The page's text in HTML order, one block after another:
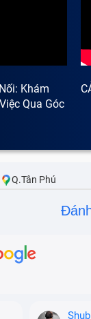
Khám
Qua Góc
Q.Tân Phú